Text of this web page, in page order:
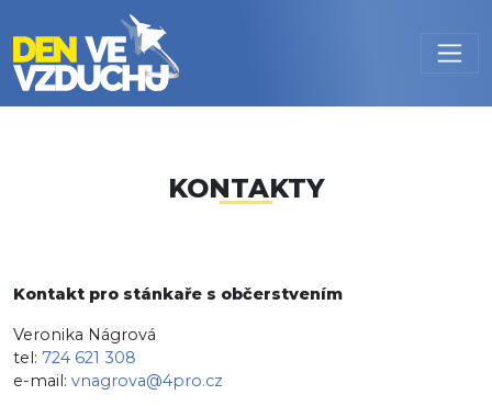
Přejít k hlavnímu obsahu
KONTAKTY
Kontakt pro stánkaře s občerstvením
Veronika Nágrová
tel: 724 621 308
e-mail: vnagrova@4pro.cz